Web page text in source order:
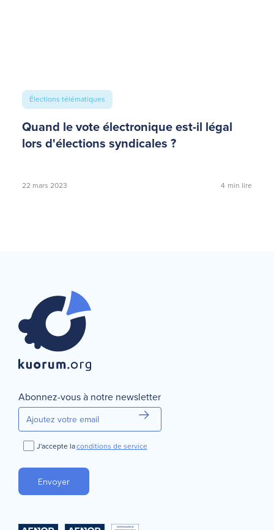
Élections télématiques
Quand le vote électronique est-il légal
lors d'élections syndicales ?
22 mars 2023 4 min lire
Abonnez-vous à notre newsletter
J'accepte laconditions de service